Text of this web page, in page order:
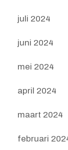
juli 2024
juni 2024
mei 2024
april 2024
maart 2024
februari